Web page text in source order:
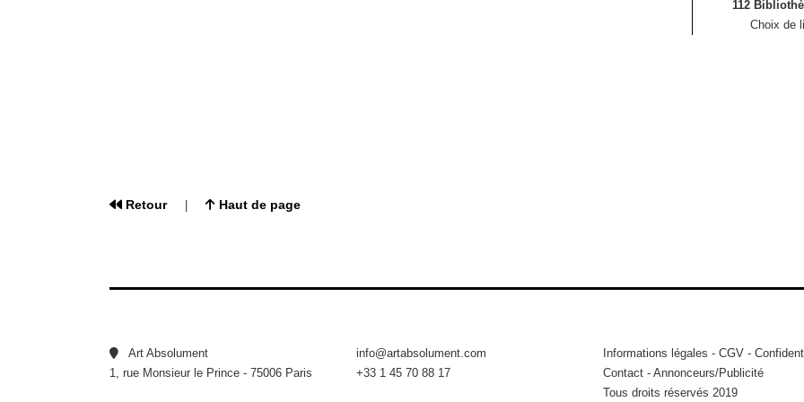
112
Choix de
Retour| Haut de page
Art Absolument
1, rue Monsieur le Prince - 75006 Paris
info@artabsolument.com
+33 1 45 70 88 17
Informations légales - CGV -
Contact - Annonceurs/Publicité
Tous droits réservés 2019